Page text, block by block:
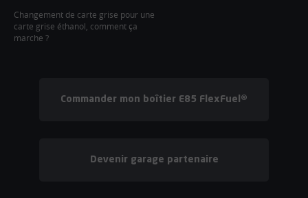
Changement de carte grise pour une
carte grise éthanol, comment ça
marche ?
Commander mon boîtier E85 FlexFuel®
Devenir garage partenaire